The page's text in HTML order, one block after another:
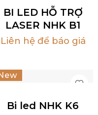
BI LED HỖ TRỢ
LASER NHK B1
Liên hệ để báo giá
Hot
Bi led NHK K6